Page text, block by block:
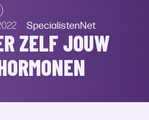
SpecialistenNet
ZELF JOUW